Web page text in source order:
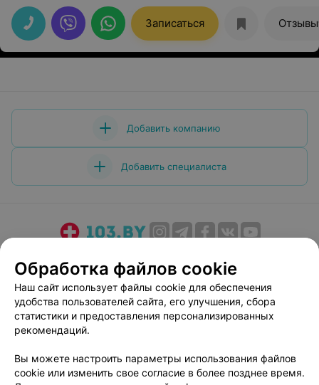
ресепшене, качественного лечения у врача-
стоматолога Иван Ивановича, профессионального
протезирования у хирурга-ортопеда Павла
Александровича, все было сделано на отлично -
имплантаты, подборка цвета коронок - большое
успехов, всех благ и процветания в вашем деле!
Записаться Отзывы
Добавить компанию
Добавить специалиста
Медицинский маркетинг
Публичный договор
Пользовательское соглашение
Способы оплаты
Вакансии
Партнеры
Написать руководителю 103.by
Персональные настройки cookie
Обработка файлов cookie
Наш сайт использует файлы cookie для обеспечения
удобства пользователей сайта, его улучшения, сбора
статистики и предоставления персонализированных
рекомендаций.
Вы можете настроить параметры использования файлов
cookie или изменить свое согласие в более позднее время.